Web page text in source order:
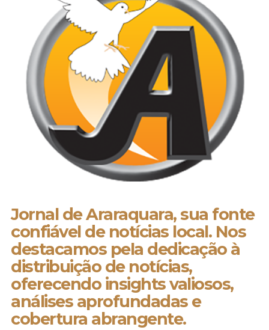
Jornal de Araraquara, sua fonte
confiável de notícias local. Nos
destacamos pela dedicação à
distribuição de notícias,
oferecendo insights valiosos,
análises aprofundadas e
cobertura abrangente.